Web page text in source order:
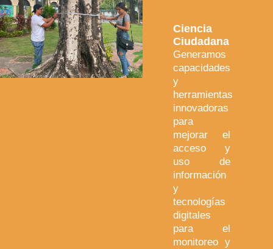
Ciencia
Ciudadana
Generamos
capacidades
y
herramientas
innovadoras
para
mejorar el
acceso y
uso de
información
y
tecnologías
digitales
para el
monitoreo y